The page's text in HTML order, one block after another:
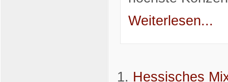
Weiterlesen...
Hessisches